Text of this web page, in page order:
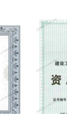
组织架构
企业资质
荣誉证书
发展规划
声明与承诺